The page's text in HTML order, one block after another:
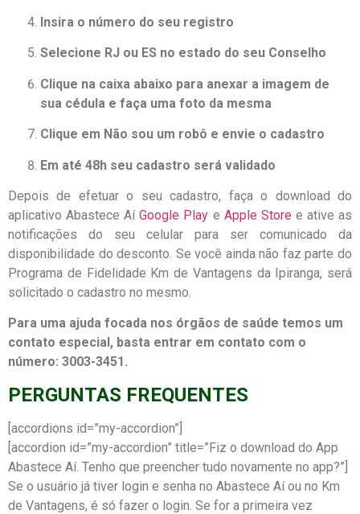
Insira o número do seu registro
Selecione RJ ou ES no estado do seu Conselho
Clique na caixa abaixo para anexar a imagem de
sua cédula e faça uma foto da mesma
Clique em Não sou um robô e envie o cadastro
Em até 48h seu cadastro será validado
Depois de efetuar o seu cadastro, faça o download do
aplicativo Abastece AíGoogle Play e Apple Store e ative as
notificações do seu celular para ser comunicado da
disponibilidade do desconto. Se você ainda não faz parte do
Programa de Fidelidade Km de Vantagens da Ipiranga, será
solicitado o cadastro no mesmo.
Para uma ajuda focada nos órgãos de saúde temos um
contato especial, basta entrar em contato com o
número: 3003-3451.
PERGUNTAS FREQUENTES
[accordions id=”my-accordion”]
[accordion id=”my-accordion” title=”Fiz o download do App
Abastece Aí. Tenho que preencher tudo novamente no app?”]
Se o usuário já tiver login e senha no Abastece Aí ou no Km
de Vantagens, é só fazer o login. Se for a primeira vez